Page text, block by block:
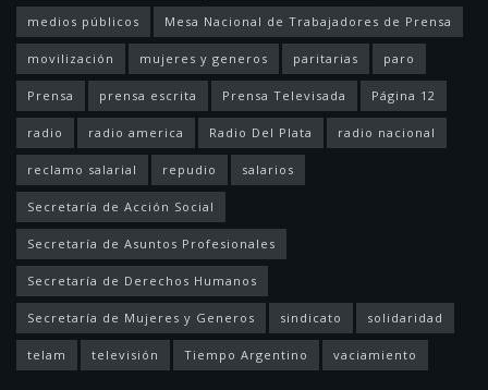
medios públicos Mesa Nacional de Trabajadores de Prensa
movilización mujeres y generos paritarias paro
Prensa prensa escrita Prensa Televisada Página 12
radio radio america Radio Del Plata radio nacional
reclamo salarial repudio salarios
Secretaría de Acción Social
Secretaría de Asuntos Profesionales
Secretaría de Derechos Humanos
Secretaría de Mujeres y Generos sindicato solidaridad
telam televisión Tiempo Argentino vaciamiento